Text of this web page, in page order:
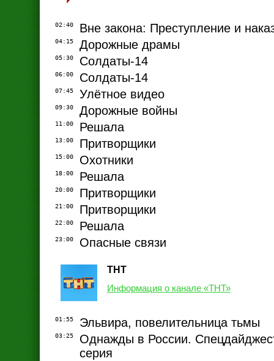
02:40 Вне закона: Преступление и
04:15 Дорожные драмы
05:30 Солдаты-14
06:00 Солдаты-14
07:45 Улётное видео
09:30 Дорожные войны
11:00 Решала
13:00 Притворщики
15:00 Охотники
18:00 Решала
20:00 Притворщики
21:00 Притворщики
22:00 Решала
23:00 Опасные связи
ТНТ
Информация о канале «ТНТ»
01:55 Эльвира, повелительница тьмы
03:25
Однажды в России.
серия